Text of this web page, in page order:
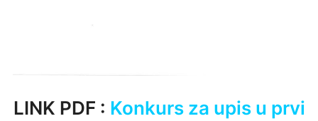
LINK PDF : Konkurs za upis u prvi